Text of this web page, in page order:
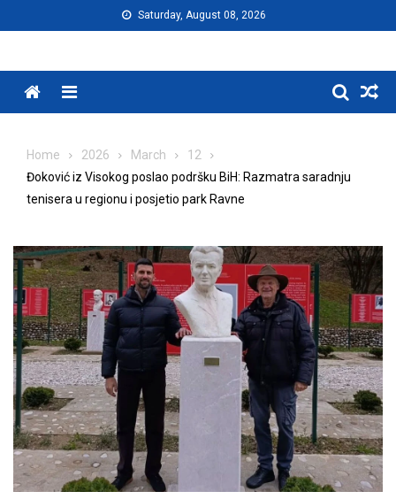
to
Saturday, August 08, 2026
Menu
Home 2026 March
12
Đoković iz Visokog poslao podršku BiH: Razmatra saradnju
tenisera u regionu i posjetio park Ravne